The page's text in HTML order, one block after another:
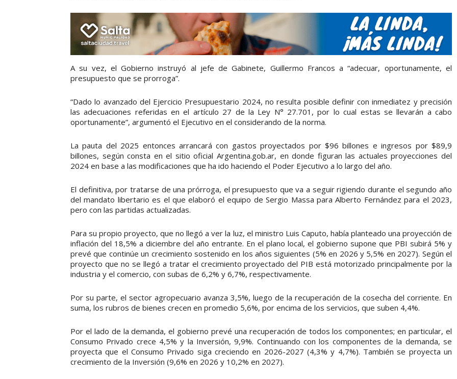
A su vez, el Gobierno instruyó al jefe de Gabinete, Guillermo Francos a “adecuar, oportunamente, el
presupuesto que se prorroga”.
“Dado lo avanzado del Ejercicio Presupuestario 2024, no resulta posible definir con inmediatez y precisión
las adecuaciones referidas en el artículo 27 de la Ley N° 27.701, por lo cual estas se llevarán a cabo
oportunamente”, argumentó el Ejecutivo en el considerando de la norma.
La pauta del 2025 entonces arrancará con gastos proyectados por $96 billones e ingresos por $89,9
billones, según consta en el sitio oficial Argentina.gob.ar, en donde figuran las actuales proyecciones del
2024 en base a las modificaciones que ha ido haciendo el Poder Ejecutivo a lo largo del año.
El definitiva, por tratarse de una prórroga, el presupuesto que va a seguir rigiendo durante el segundo año
del mandato libertario es el que elaboró el equipo de Sergio Massa para Alberto Fernández para el 2023,
pero con las partidas actualizadas.
Para su propio proyecto, que no llegó a ver la luz, el ministro Luis Caputo, había planteado una proyección de
inflación del 18,5% a diciembre del año entrante. En el plano local, el gobierno supone que PBI subirá 5% y
prevé que continúe un crecimiento sostenido en los años siguientes (5% en 2026 y 5,5% en 2027). Según el
proyecto que no se llegó a tratar el crecimiento proyectado del PIB está motorizado principalmente por la
industria y el comercio, con subas de 6,2% y 6,7%, respectivamente.
Por su parte, el sector agropecuario avanza 3,5%, luego de la recuperación de la cosecha del corriente. En
suma, los rubros de bienes crecen en promedio 5,6%, por encima de los servicios, que suben 4,4%.
Por el lado de la demanda, el gobierno prevé una recuperación de todos los componentes; en particular, el
Consumo Privado crece 4,5% y la Inversión, 9,9%. Continuando con los componentes de la demanda, se
proyecta que el Consumo Privado siga creciendo en 2026-2027 (4,3% y 4,7%). También se proyecta un
crecimiento de la Inversión (9,6% en 2026 y 10,2% en 2027).